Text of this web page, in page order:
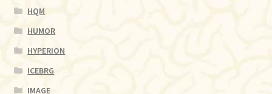
HQM
HUMOR
HYPERION
ICEBRG
IMAGE